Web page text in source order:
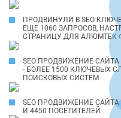
ПРОДВИНУЛИ В SEO
ЕЩЕ 1060 ЗАПРОСОВ,
СТРАНИЦУ ДЛЯ АЛЮМТЕК
SEO ПРОДВИЖЕНИЕ САЙТА
- БОЛЕЕ 1500 КЛЮЧЕВЫХ
ПОИСКОВЫХ СИСТЕМ
SEO ПРОДВИЖЕНИЕ
И 4450 ПОСЕТИТЕЛЕЙ